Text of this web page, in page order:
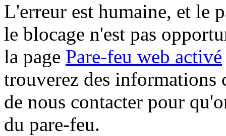
L'erreur est humaine, et le
le blocage n'est pas
la page Pare-feu web activé
trouverez des informations
de nous contacter pour
du pare-feu.